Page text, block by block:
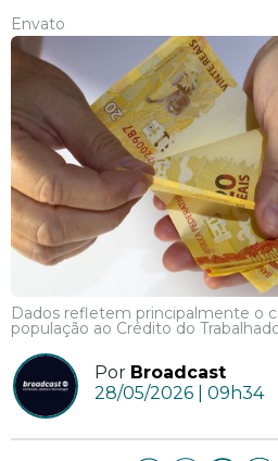
Envato
Dados refletem principalmente o
população ao Crédito do
Por Broadcast
28/05/2026 | 09h34